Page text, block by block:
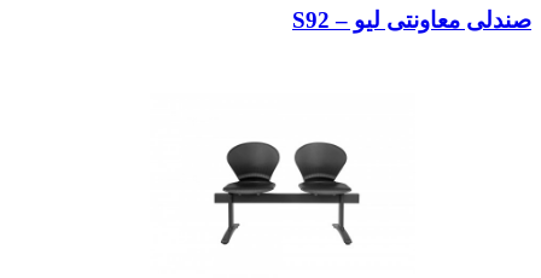
صندلی معاونتی لیو – S92